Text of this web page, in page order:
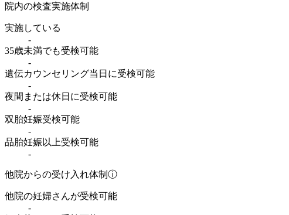
院内の検査実施体制
実施している
-
35歳未満でも受検可能
-
遺伝カウンセリング当日に受検可能
-
夜間または休日に受検可能
-
双胎妊娠受検可能
-
品胎妊娠以上受検可能
-
他院からの受け入れ体制 ⓘ
他院の妊婦さんが受検可能
-